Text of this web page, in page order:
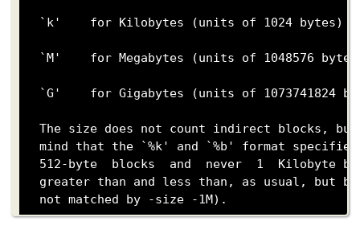
  `k'    for Kilobytes (units of 1024 bytes)
`M'    for Megabytes (units of 1048576
`G'    for Gigabytes (units of 1073741824
The size does not count indirect blocks,
mind that the `%k' and `%b' format
512-byte  blocks  and  never  1  Kilobyte
greater than and less than, as usual, but